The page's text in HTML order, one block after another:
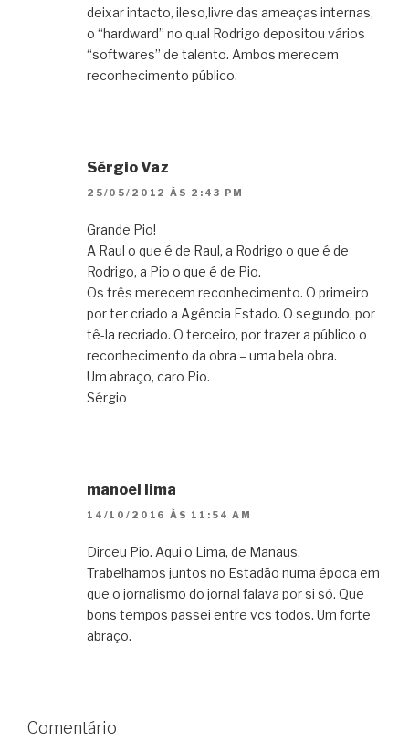
deixar intacto, ileso,livre das ameaças internas,
o “hardward” no qual Rodrigo depositou vários
“softwares” de talento. Ambos merecem
reconhecimento público.
Sérgio Vaz
25/05/2012 ÀS 2:43 PM
Grande Pio!
A Raul o que é de Raul, a Rodrigo o que é de
Rodrigo, a Pio o que é de Pio.
Os três merecem reconhecimento. O primeiro
por ter criado a Agência Estado. O segundo, por
tê-la recriado. O terceiro, por trazer a público o
reconhecimento da obra – uma bela obra.
Um abraço, caro Pio.
Sérgio
manoel lima
14/10/2016 ÀS 11:54 AM
Dirceu Pio. Aqui o Lima, de Manaus.
Trabelhamos juntos no Estadão numa época em
que o jornalismo do jornal falava por si só. Que
bons tempos passei entre vcs todos. Um forte
abraço.
Comentário